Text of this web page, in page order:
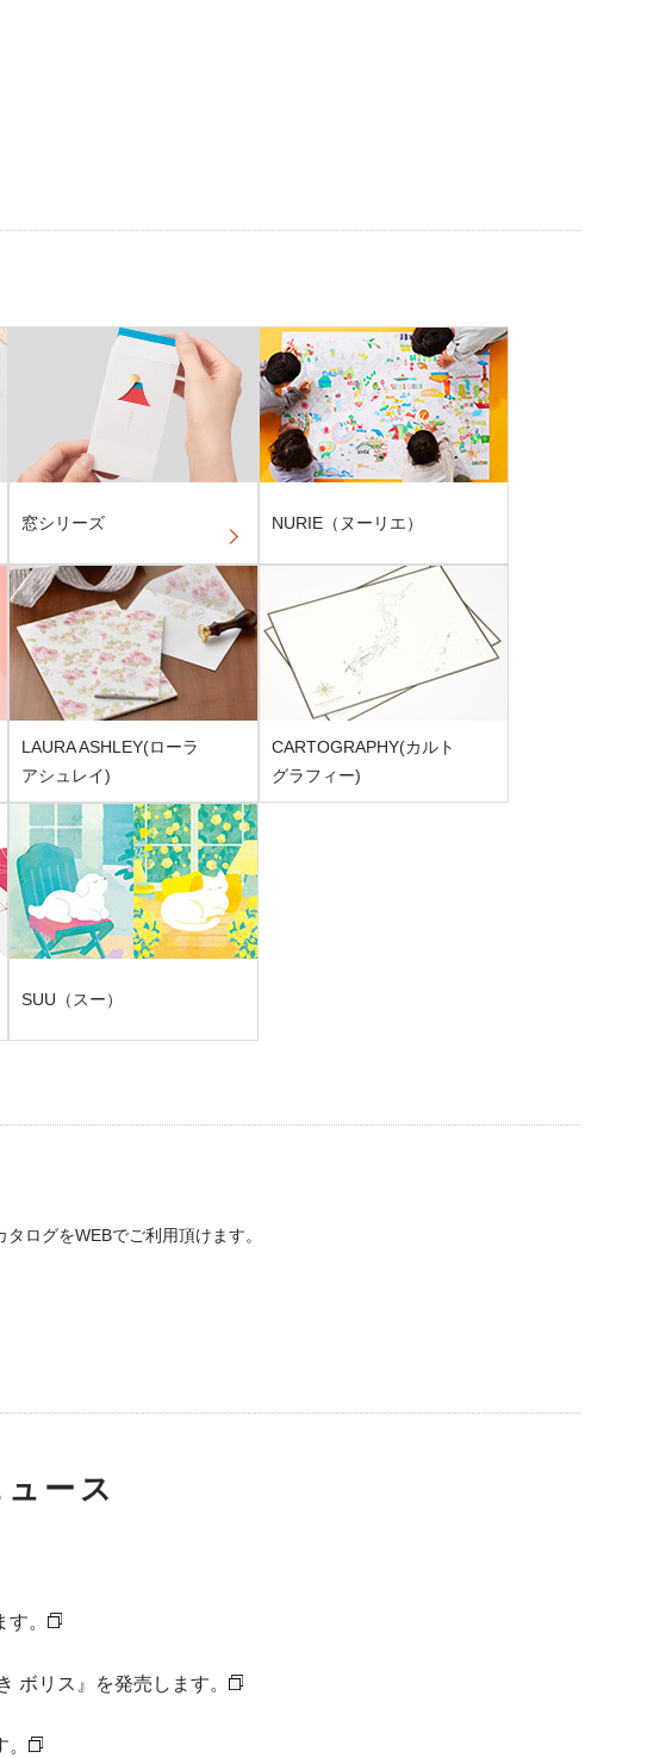
窓シリーズ NURIE（ヌーリエ）
LAURA ASHLEY(ローラ
アシュレイ)
CARTOGRAPHY(カルト
グラフィー)
SUU（スー）
ログをWEBでご利用頂けます。
ュース
。
ボリス』を発売します。